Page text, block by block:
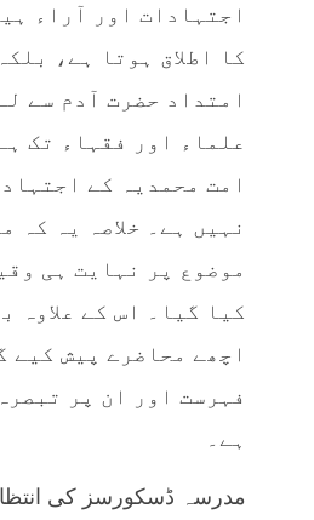
اجتہادات اور آراء
کا اطلاق ہوتا ہے،
امتداد حضرت آدم سے
علماء اور فقہاء تک
امت محمدیہ کے
نہیں ہے۔ خلاصہ یہ کہ
موضوع پر نہایت ہی
کیا گیا۔ اس کے علاوہ
اچھے محاضرے پیش کیے
فہرست اور ان پر
ہے۔
مدرسہ ڈسکورسز کی